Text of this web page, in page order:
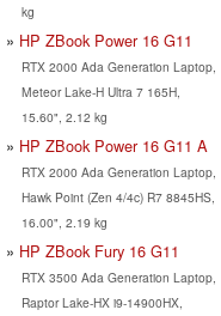
kg
HP ZBook Power 16 G11
RTX 2000 Ada Generation Laptop,
Meteor Lake-H Ultra 7 165H,
15.60", 2.12 kg
HP ZBook Power 16 G11 A
RTX 2000 Ada Generation Laptop,
Hawk Point (Zen 4/4c) R7 8845HS,
16.00", 2.19 kg
HP ZBook Fury 16 G11
RTX 3500 Ada Generation Laptop,
Raptor Lake-HX i9-14900HX,